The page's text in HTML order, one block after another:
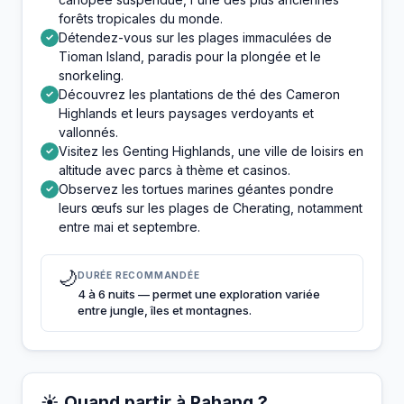
forêts tropicales du monde.
✓ Détendez-vous sur les plages immaculées de
Tioman Island, paradis pour la plongée et le
snorkeling.
✓ Découvrez les plantations de thé des Cameron
Highlands et leurs paysages verdoyants et
vallonnés.
✓ Visitez les Genting Highlands, une ville de loisirs en
altitude avec parcs à thème et casinos.
✓ Observez les tortues marines géantes pondre
leurs œufs sur les plages de Cherating, notamment
entre mai et septembre.
🌙DURÉE RECOMMANDÉE
4 à 6 nuits — permet une exploration variée
entre jungle, îles et montagnes.